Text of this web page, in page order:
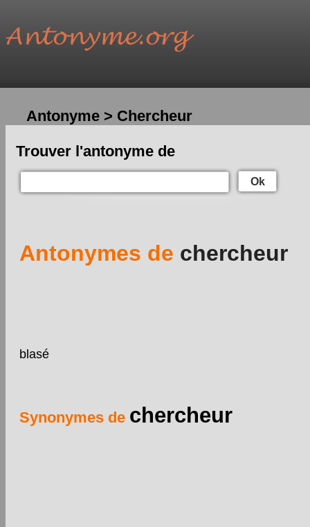
Antonyme > Chercheur
Trouver l'antonyme de
Ok
Antonymes de chercheur
blasé
Synonymes de chercheur